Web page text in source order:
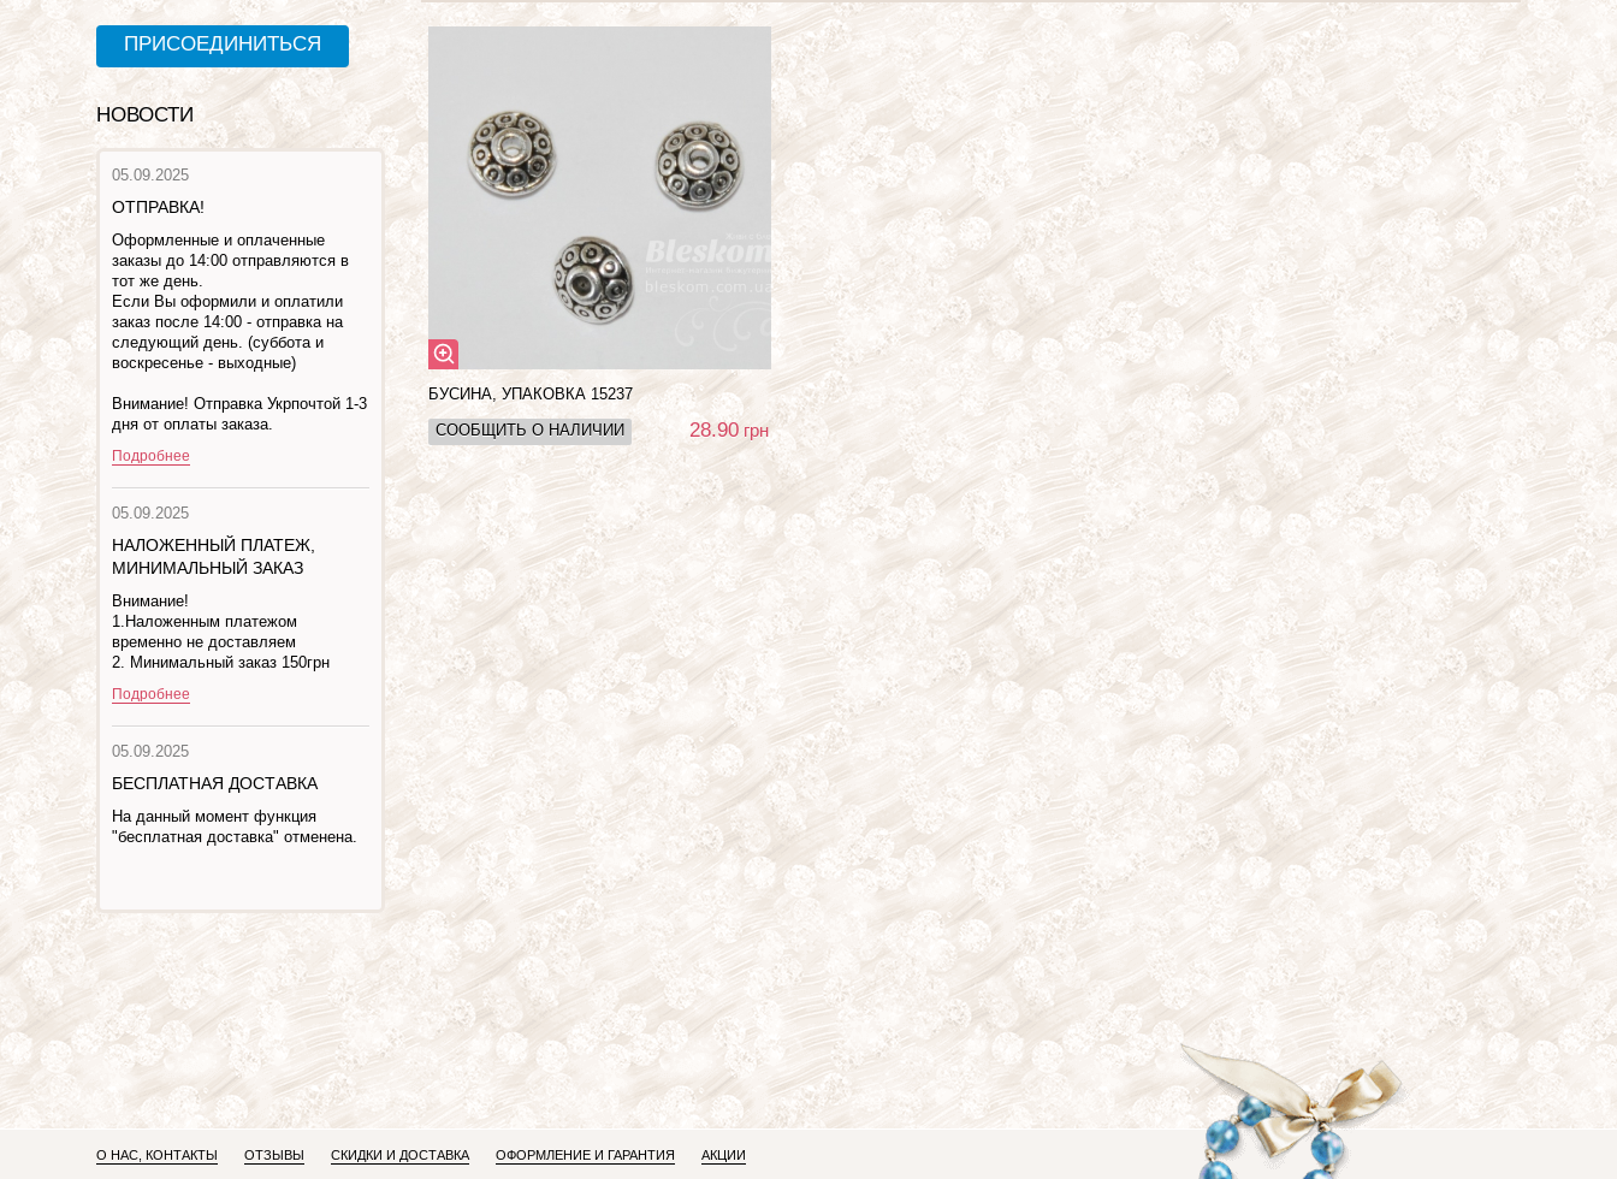
ПРИСОЕДИНИТЬСЯ
НОВОСТИ
05.09.2025
ОТПРАВКА!
Оформленные и оплаченные
заказы до 14:00 отправляются в
тот же день.
Если Вы оформили и оплатили
заказ после 14:00 - отправка на
следующий день. (суббота и
воскресенье - выходные)
Внимание! Отправка Укрпочтой 1-3
дня от оплаты заказа.
Подробнее
05.09.2025
НАЛОЖЕННЫЙ ПЛАТЕЖ,
МИНИМАЛЬНЫЙ ЗАКАЗ
Внимание!
1.Наложенным платежом
временно не доставляем
2. Минимальный заказ 150грн
Подробнее
05.09.2025
БЕСПЛАТНАЯ ДОСТАВКА
На данный момент функция
"бесплатная доставка" отменена.
БУСИНА, УПАКОВКА 15237
СООБЩИТЬ О НАЛИЧИИ
28.90 грн
О НАС, КОНТАКТЫ ОТЗЫВЫ СКИДКИ И ДОСТАВКА ОФОРМЛЕНИЕ И ГАРАНТИЯ АКЦИИ